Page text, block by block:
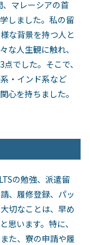
、マレーシアの首
しました。私の留
な背景を持つ人と
な人生観に触れ、
3点でした。そこで、
・インド系など
心を持ちました。
の勉強、派遣留
、履修登録、パッ
切なことは、早め
思います。特に、
た、寮の申請や履